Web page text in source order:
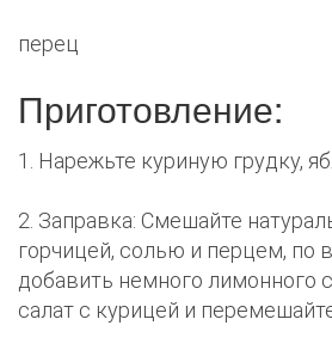
перец
Приготовление:
1. Нарежьте куриную грудку,
2. Заправка: Смешайте
горчицей, солью и перцем, по
добавить немного лимонного
салат с курицей и